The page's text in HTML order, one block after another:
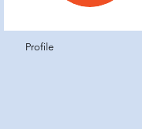
Profile